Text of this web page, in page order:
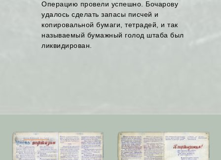
Операцию провели успешно. Бочарову
удалось сделать запасы писчей и
копировальной бумаги, тетрадей, и так
называемый бумажный голод штаба был
ликвидирован.